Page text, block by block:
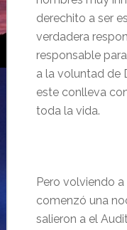
derechito a ser
verdadera
responsable
a la voluntad de
este conlleva
toda la vida.
Pero volviendo
comenzó una
salieron a el